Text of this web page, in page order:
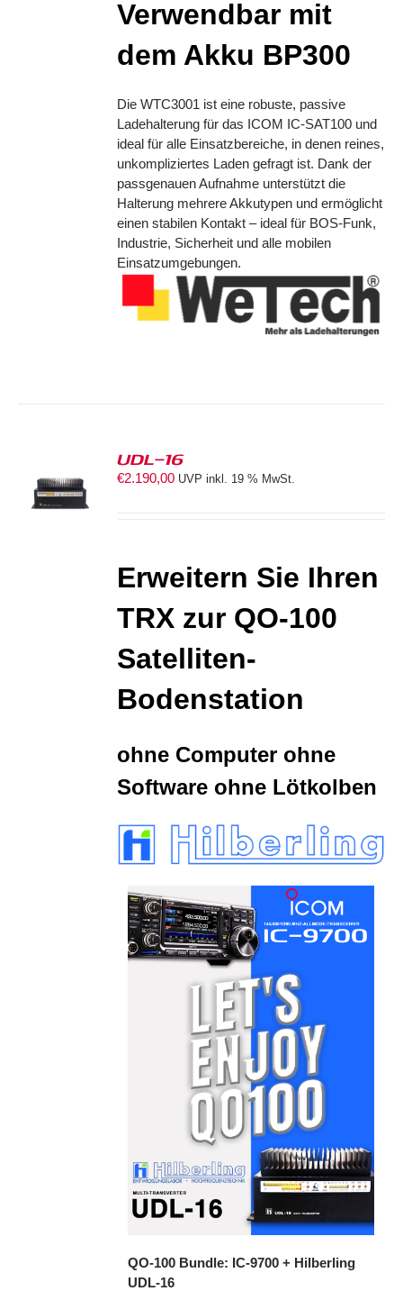
Verwendbar mit
dem Akku BP300
Die WTC3001 ist eine robuste, passive
Ladehalterung für das ICOM IC-SAT100 und
ideal für alle Einsatzbereiche, in denen reines,
unkompliziertes Laden gefragt ist. Dank der
passgenauen Aufnahme unterstützt die
Halterung mehrere Akkutypen und ermöglicht
einen stabilen Kontakt – ideal für BOS-Funk,
Industrie, Sicherheit und alle mobilen
Einsatzumgebungen.
UDL-16
€2.190,00 UVP inkl. 19 % MwSt.
Erweitern Sie Ihren
TRX zur QO-100
Satelliten-
Bodenstation
ohne Computer ohne
Software ohne Lötkolben
QO-100 Bundle: IC-9700 + Hilberling
UDL-16